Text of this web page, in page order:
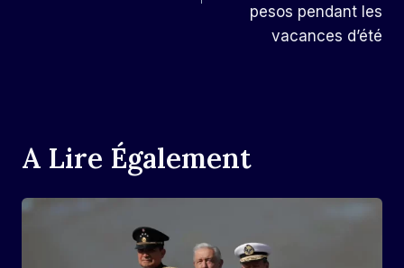
pesos pendant les
vacances d’été
A Lire Également